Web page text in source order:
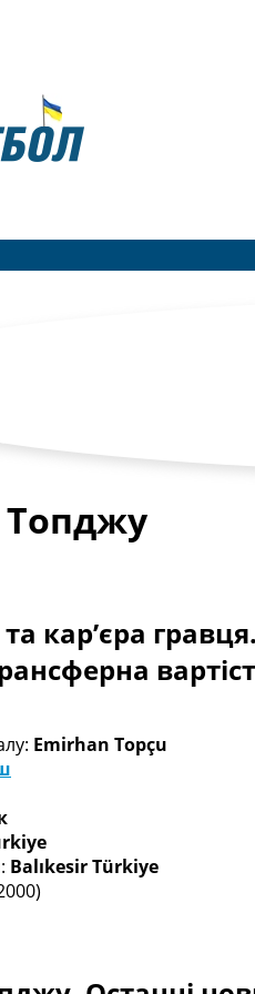
трансфери
Ліга
Ліга
>>>
Світу. Турнирні таблиці
Ліги
Чемпіонів
>>>
Топджу
кар’єра
Emirhan Topçu
Balıkesir Türkiye